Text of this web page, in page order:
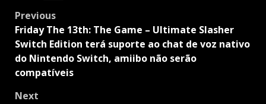
Post
navigation
Previous
Friday The 13th: The Game – Ultimate Slasher
Switch Edition terá suporte ao chat de voz nativo
do Nintendo Switch, amiibo não serão
compatíveis
Next